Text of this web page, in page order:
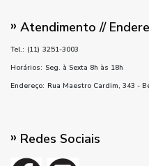
Atendimento //
Tel.: (11) 3251-3003
Horários: Seg. à Sexta 8h às 18h
Endereço: Rua Maestro Cardim, 343 -
Redes Sociais